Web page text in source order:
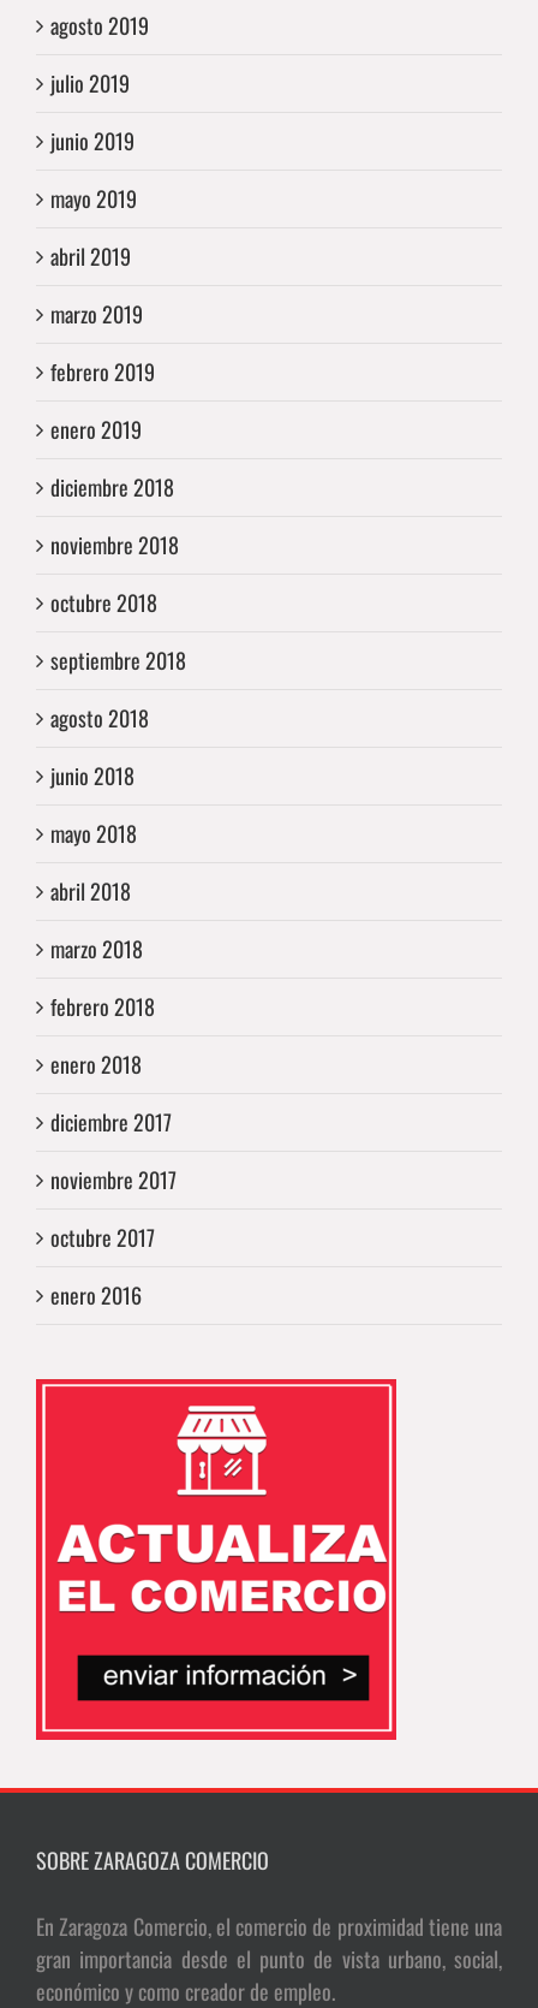
agosto 2019
julio 2019
junio 2019
mayo 2019
abril 2019
marzo 2019
febrero 2019
enero 2019
diciembre 2018
noviembre 2018
octubre 2018
septiembre 2018
agosto 2018
junio 2018
mayo 2018
abril 2018
marzo 2018
febrero 2018
enero 2018
diciembre 2017
noviembre 2017
octubre 2017
enero 2016
SOBRE ZARAGOZA COMERCIO
En Zaragoza Comercio, el comercio de proximidad tiene una
gran importancia desde el punto de vista urbano, social,
económico y como creador de empleo.